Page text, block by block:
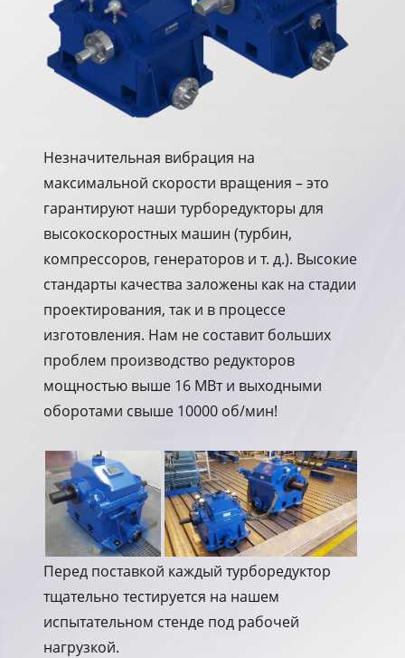
Незначительная вибрация на
максимальной скорости вращения – это
гарантируют наши турборедукторы для
высокоскоростных машин (турбин,
компрессоров, генераторов и т. д.). Высокие
стандарты качества заложены как на стадии
проектирования, так и в процессе
изготовления. Нам не составит больших
проблем производство редукторов
мощностью выше 16 МВт и выходными
оборотами свыше 10000 об/мин!
Перед поставкой каждый турборедуктор
тщательно тестируется на нашем
испытательном стенде под рабочей
нагрузкой.